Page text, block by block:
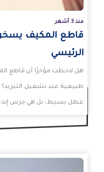
منذ 3 أشهر
قاطع المكيف
الرئيسي
هل لاحظت مؤخرًا أن قاطع
طبيعية عند تشغيل
عطل بسيط، بل هي جرس